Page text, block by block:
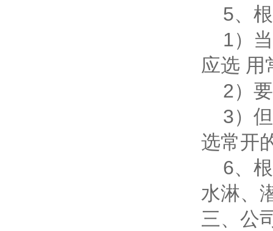
5、根
1）当
应选 用
2）要
3）但
选常开
6、根
水淋、
三、公